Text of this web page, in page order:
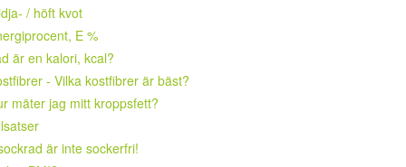
/ höft kvot
E %
är en kalori, kcal?
- Vilka kostfibrer är bäst?
mäter jag mitt kroppsfett?
är inte sockerfri!